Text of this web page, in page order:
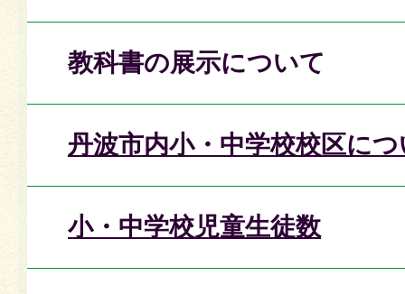
教科書の展示について
丹波市内小・中学校校区に
小・中学校児童生徒数